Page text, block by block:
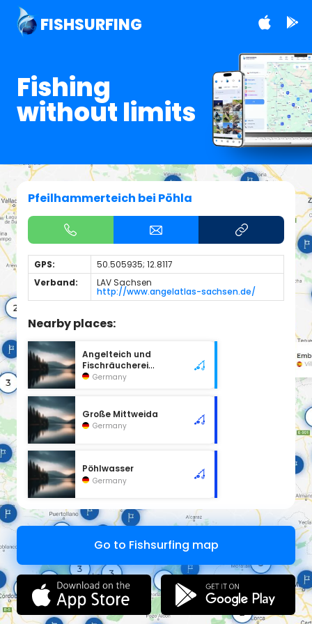
FISHSURFING
Fishing
without limits
Pfeilhammerteich bei Pöhla
GPS:
50.505935; 12.8117
Verband:
LAV Sachsen
http://www.angelatlas-sachsen.de/
Nearby places:
Angelteich und
Fischräucherei
Arnoldshammer
Germany
Große Mittweida
Germany
Pöhlwasser
Germany
Go to Fishsurfing map